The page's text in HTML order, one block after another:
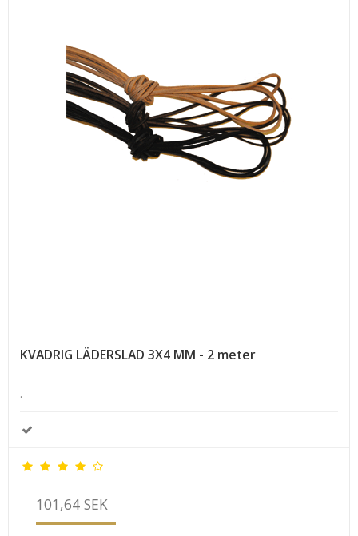
KVADRIG LÄDERSLAD 3X4 MM - 2 meter
.
101,64 SEK